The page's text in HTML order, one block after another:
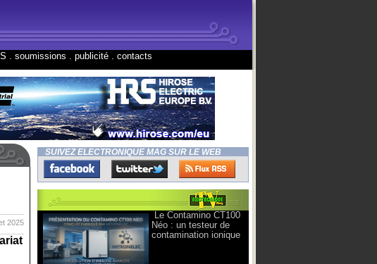
soumissions publicité contacts
2025
SUIVEZ ELECTRONIQUE MAG SUR LE WEB
Le Contamino CT100
Néo : un testeur de
contamination ionique